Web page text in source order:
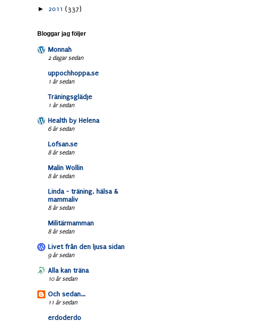
► 2011 (337)
Bloggar jag följer
Monnah
2 dagar sedan
uppochhoppa.se
1 år sedan
Träningsglädje
1 år sedan
Health by Helena
6 år sedan
Lofsan.se
8 år sedan
Malin Wollin
8 år sedan
Linda - träning, hälsa &
mammaliv
8 år sedan
Militärmamman
8 år sedan
Livet från den ljusa sidan
9 år sedan
Alla kan träna
10 år sedan
Och sedan...
11 år sedan
erdoderdo